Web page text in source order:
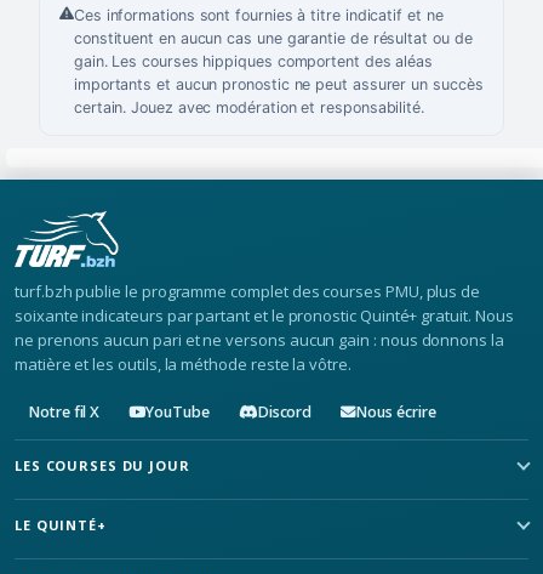
Ces informations sont fournies à titre indicatif et ne
constituent en aucun cas une garantie de résultat ou de
gain. Les courses hippiques comportent des aléas
importants et aucun pronostic ne peut assurer un succès
certain. Jouez avec modération et responsabilité.
turf.bzh publie le programme complet des courses PMU, plus de
soixante indicateurs par partant et le pronostic Quinté+ gratuit. Nous
ne prenons aucun pari et ne versons aucun gain : nous donnons la
matière et les outils, la méthode reste la vôtre.
Notre fil X YouTube Discord Nous écrire
LES COURSES DU JOUR
LE QUINTÉ+